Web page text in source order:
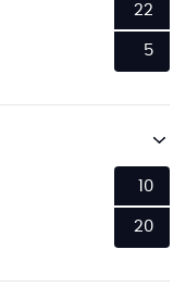
22
5
10
20